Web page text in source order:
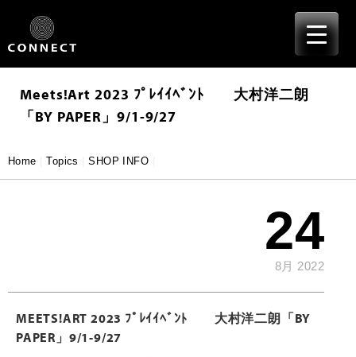
content
Meets!art 2023 ﾌﾟﾚｲｲﾍﾞﾝﾄ 大村洋二朗
「BY PAPER」9/1-9/27
Home |Topics |SHOP INFO
24
8月 2022
MEETS!ART 2023 ﾌﾟﾚｲｲﾍﾞﾝﾄ 大村洋二朗「BY
PAPER」9/1-9/27